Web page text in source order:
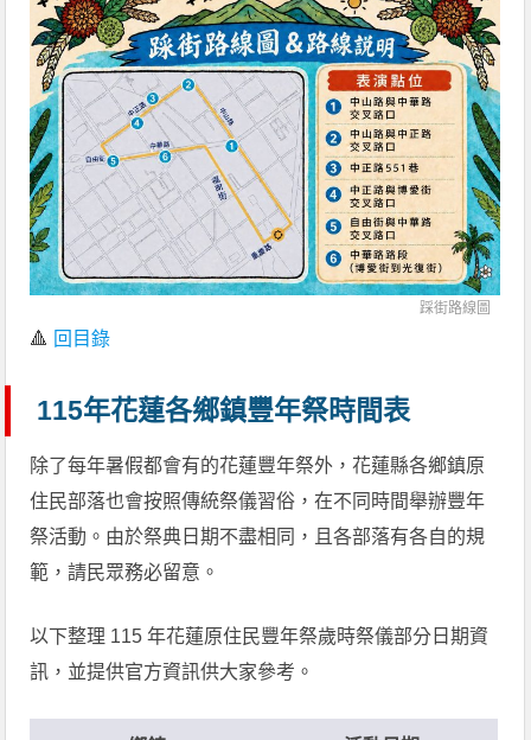
踩街路線圖
🔺 回目錄
115年花蓮各鄉鎮豐年祭時間表
除了每年暑假都會有的花蓮豐年祭外，花蓮縣各鄉鎮原
住民部落也會按照傳統祭儀習俗，在不同時間舉辦豐年
祭活動。由於祭典日期不盡相同，且各部落有各自的規
範，請民眾務必留意。
以下整理 115 年花蓮原住民豐年祭歲時祭儀部分日期資
訊，並提供官方資訊供大家參考。